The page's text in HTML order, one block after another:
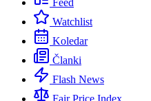
Feed
Watchlist
Koledar
Članki
Flash News